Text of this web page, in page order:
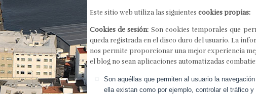
Este sitio web utiliza las siguientes cookies propias:
Cookies de sesión: Son cookies temporales que
queda registrada en el disco duro del usuario. La
nos permite proporcionar una mejor experiencia
el blog no sean aplicaciones automatizadas
Son aquéllas que permiten al usuario la
ella existan como por ejemplo, controlar el tráfico